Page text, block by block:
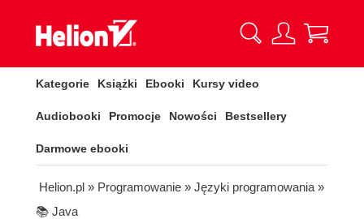
Kategorie Książki Ebooki Kursy video
Audiobooki Promocje Nowości Bestsellery
Darmowe ebooki
Helion.pl » Programowanie » Języki programowania »
📚 Java